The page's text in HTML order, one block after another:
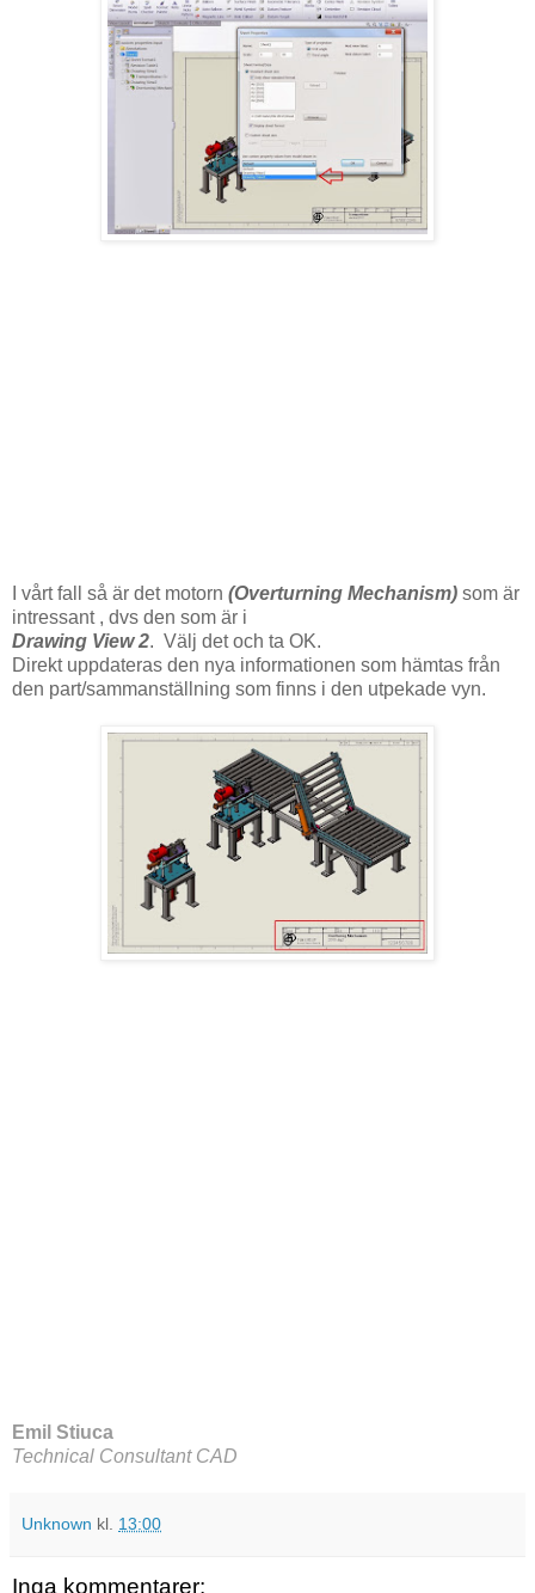
I vårt fall så är det motorn (Overturning Mechanism) som är
intressant , dvs den som är i
Drawing View 2. Välj det och ta OK.
Direkt uppdateras den nya informationen som hämtas från
den part/sammanställning som finns i den utpekade vyn.
Emil Stiuca
Technical Consultant CAD
Unknown kl. 13:00
Inga kommentarer: